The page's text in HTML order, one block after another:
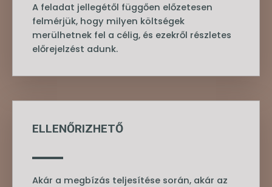
A feladat jellegétől függően előzetesen
felmérjük, hogy milyen költségek
merülhetnek fel a célig, és ezekről részletes
előrejelzést adunk.
ELLENŐRIZHETŐ
Akár a megbízás teljesítése során, akár az